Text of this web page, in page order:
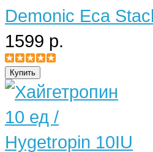
Demonic Eca
1599 р.